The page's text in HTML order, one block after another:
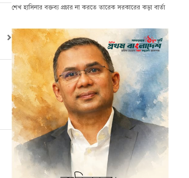
শেখ হাসিনার বক্তব্য প্রচার না করতে তারেক সরকারের কড়া বার্তা